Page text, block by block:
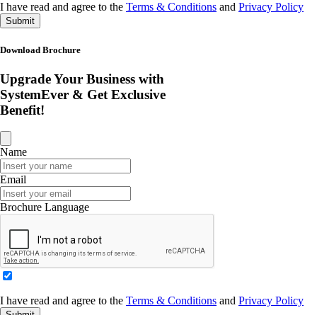
I have read and agree to the Terms & Conditions and Privacy Policy
Submit
Download Brochure
Upgrade Your Business with
SystemEver & Get Exclusive
Benefit!
Name
Email
Brochure Language
I have read and agree to the Terms & Conditions and Privacy Policy